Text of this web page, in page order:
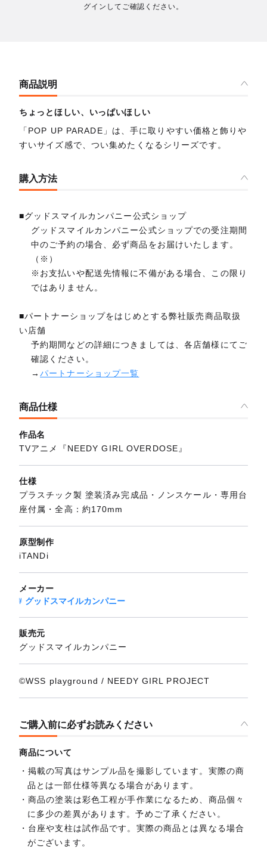
グインしてご確認ください。
商品説明
ちょっとほしい、いっぱいほしい
「POP UP PARADE」は、手に取りやすい価格と飾りや
すいサイズ感で、つい集めたくなるシリーズです。
購入方法
■グッドスマイルカンパニー公式ショップ
グッドスマイルカンパニー公式ショップでの受注期間
中のご予約の場合、必ず商品をお届けいたします。
（※）
※お支払いや配送先情報に不備がある場合、この限り
ではありません。
■パートナーショップをはじめとする弊社販売商品取扱
い店舗
予約期間などの詳細につきましては、各店舗様にてご
確認ください。
→パートナーショップ一覧
商品仕様
作品名
TVアニメ『NEEDY GIRL OVERDOSE』
仕様
プラスチック製 塗装済み完成品・ノンスケール・専用台
座付属・全高：約170mm
原型制作
iTANDi
メーカー
グッドスマイルカンパニー
販売元
グッドスマイルカンパニー
©WSS playground / NEEDY GIRL PROJECT
ご購入前に必ずお読みください
商品について
掲載の写真はサンプル品を撮影しています。実際の商
品とは一部仕様等異なる場合があります。
商品の塗装は彩色工程が手作業になるため、商品個々
に多少の差異があります。予めご了承ください。
台座や支柱は試作品です。実際の商品とは異なる場合
がございます。